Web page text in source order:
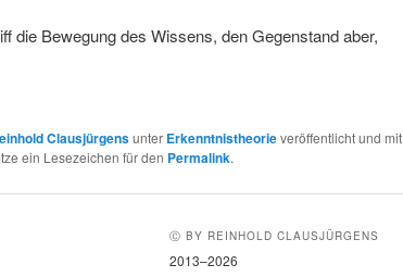
die Bewegung des Wissens, den Gegenstand aber,
Clausjürgensunter Erkenntnistheorieveröffentlicht und mit
ein Lesezeichen für den Permalink.
Ⓒ BY REINHOLD CLAUSJÜRGENS
2013–2026